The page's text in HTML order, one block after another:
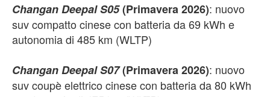
Changan Deepal S05(Primavera 2026): nuovo
suv compatto cinese con batteria da 69 kWh e
autonomia di 485 km (WLTP)
Changan Deepal S07(Primavera 2026): nuovo
suv coupè elettrico cinese con batteria da 80 kWh